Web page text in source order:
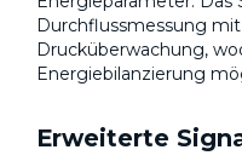
Durchflussmessung
Drucküberwachung,
Energiebilanzierung
Erweiterte